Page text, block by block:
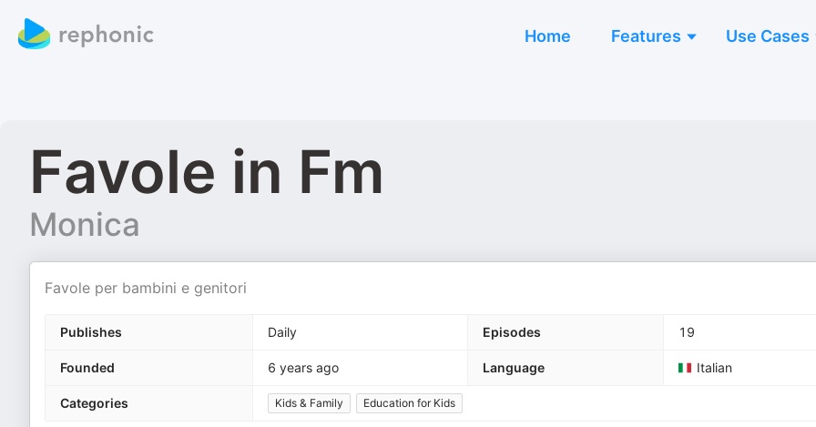
Home Features Use Cases
Favole in Fm
Monica
Favole per bambini e genitori
Publishes Daily Episodes 19
Founded 6 years ago Language Italian
Categories Kids & Family Education for Kids